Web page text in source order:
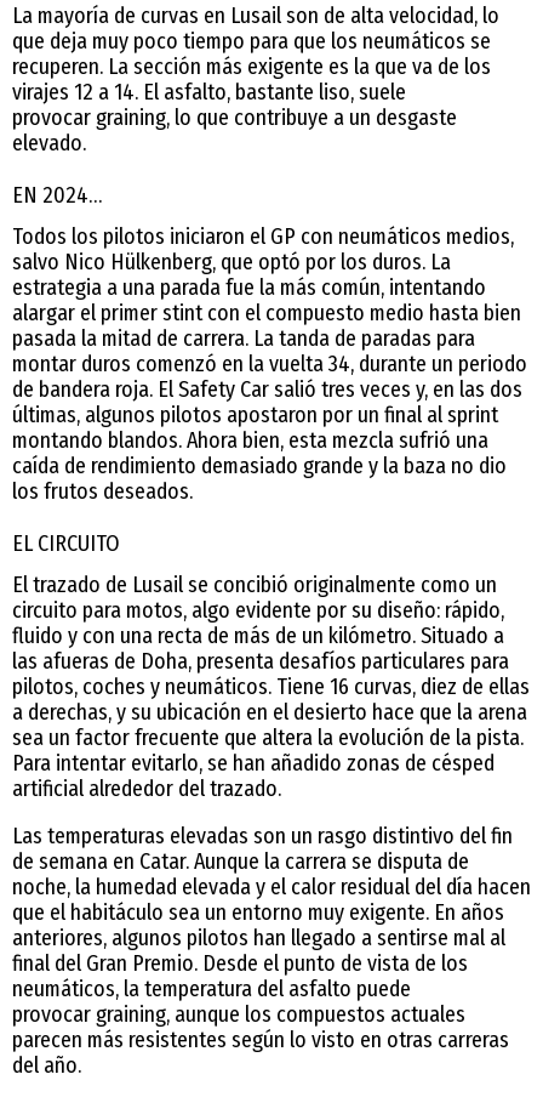
La mayoría de curvas en Lusail son de alta velocidad, lo
que deja muy poco tiempo para que los neumáticos se
recuperen. La sección más exigente es la que va de los
virajes 12 a 14. El asfalto, bastante liso, suele
provocar graining, lo que contribuye a un desgaste
elevado.
EN 2024…
Todos los pilotos iniciaron el GP con neumáticos medios,
salvo Nico Hülkenberg, que optó por los duros. La
estrategia a una parada fue la más común, intentando
alargar el primer stint con el compuesto medio hasta bien
pasada la mitad de carrera. La tanda de paradas para
montar duros comenzó en la vuelta 34, durante un periodo
de bandera roja. El Safety Car salió tres veces y, en las dos
últimas, algunos pilotos apostaron por un final al sprint
montando blandos. Ahora bien, esta mezcla sufrió una
caída de rendimiento demasiado grande y la baza no dio
los frutos deseados.
EL CIRCUITO
El trazado de Lusail se concibió originalmente como un
circuito para motos, algo evidente por su diseño: rápido,
fluido y con una recta de más de un kilómetro. Situado a
las afueras de Doha, presenta desafíos particulares para
pilotos, coches y neumáticos. Tiene 16 curvas, diez de ellas
a derechas, y su ubicación en el desierto hace que la arena
sea un factor frecuente que altera la evolución de la pista.
Para intentar evitarlo, se han añadido zonas de césped
artificial alrededor del trazado.
Las temperaturas elevadas son un rasgo distintivo del fin
de semana en Catar. Aunque la carrera se disputa de
noche, la humedad elevada y el calor residual del día hacen
que el habitáculo sea un entorno muy exigente. En años
anteriores, algunos pilotos han llegado a sentirse mal al
final del Gran Premio. Desde el punto de vista de los
neumáticos, la temperatura del asfalto puede
provocar graining, aunque los compuestos actuales
parecen más resistentes según lo visto en otras carreras
del año.